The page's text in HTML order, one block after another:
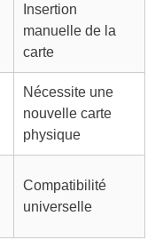
Insertion
manuelle de la
carte
Nécessite une
nouvelle carte
physique
Compatibilité
universelle